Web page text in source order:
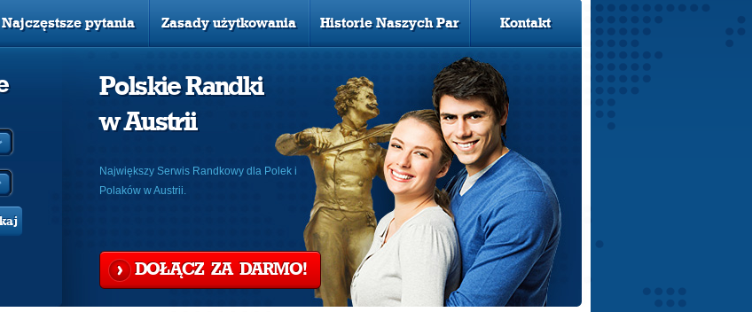
Najczęstsze pytania Zasady użytkowania Historie Naszych Par Kontakt
Polskie Randki
w Austrii
Największy Serwis Randkowy dla Polek i
Polaków w Austrii.
DOŁĄCZ ZA DARMO!